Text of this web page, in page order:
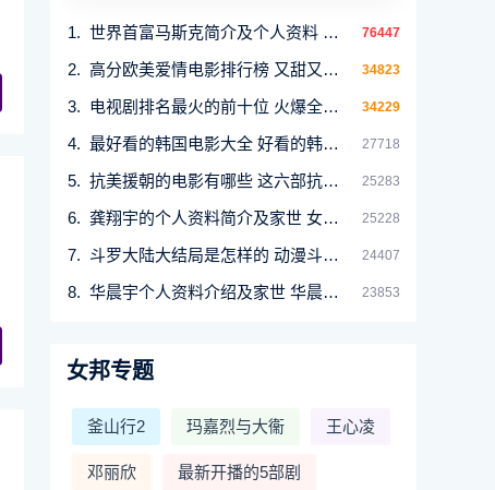
世界首富马斯克简介及个人资料 马斯克是干什么 76447
高分欧美爱情电影排行榜 又甜又虐经典高分欧美 34823
电视剧排名最火的前十位 火爆全网的10部电视剧 34229
最好看的韩国电影大全 好看的韩国电影推荐 27718
抗美援朝的电影有哪些 这六部抗美援朝电影你一 25283
龚翔宇的个人资料简介及家世 女排龚翔宇的经历 25228
斗罗大陆大结局是怎样的 动漫斗罗大陆最终结局 24407
华晨宇个人资料介绍及家世 华晨宇是怎么成名火 23853
女邦专题
釜山行2 玛嘉烈与大衞 王心凌
邓丽欣 最新开播的5部剧